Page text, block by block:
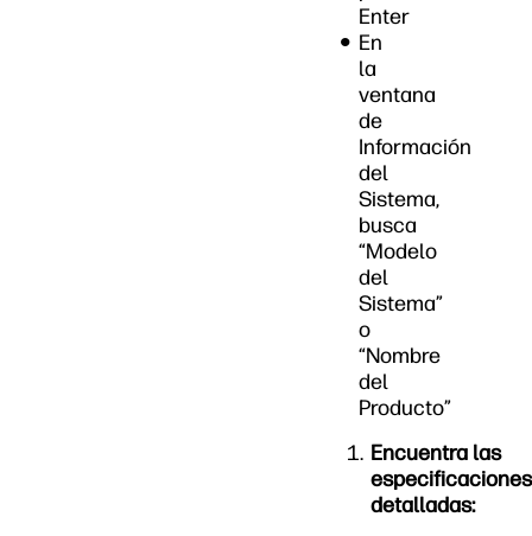
Enter
En
la
ventana
de
Información
del
Sistema,
busca
“Modelo
del
Sistema”
o
“Nombre
del
Producto”
Encuentra las
especificaciones
detalladas: